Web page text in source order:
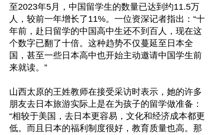
至2023年5月，中国留学生的数量已达到约11.5万
人，较前一年增长了11%。一位资深记者指出：“十
年前，赴日留学的中国高中生还不到百人，现在这
个数字已翻了十倍。这种趋势不仅蔓延至日本全
国，甚至一些日本高中也开始主动邀请中国学生前
来就读。”
山西太原的王姓教师在接受采访时表示，她的许多
朋友去日本旅游实际上是在为孩子的留学做准备：
“相较于美国，去日本更容易，文化和经济成本都更
低。而且日本的福利制度很好，教育质量也高。那